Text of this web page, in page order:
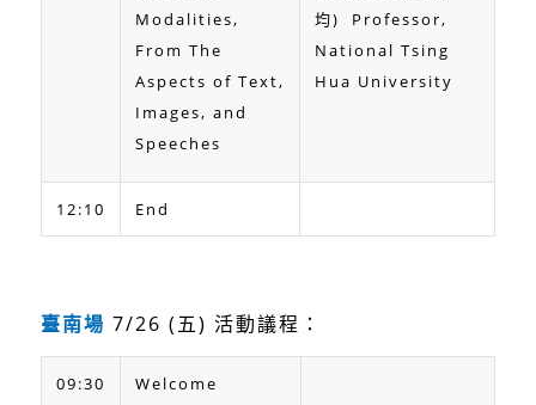
Modalities,
From The
Aspects of Text,
Images, and
Speeches
均) Professor,
National Tsing
Hua University
12:10 End
臺南場 7/26 (五) 活動議程：
09:30 Welcome